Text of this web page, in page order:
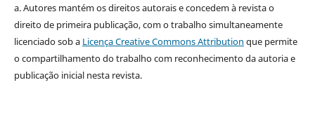
a. Autores mantém os direitos autorais e concedem à revista o
direito de primeira publicação, com o trabalho simultaneamente
licenciado sob a Licença Creative Commons Attribution que permite
o compartilhamento do trabalho com reconhecimento da autoria e
publicação inicial nesta revista.